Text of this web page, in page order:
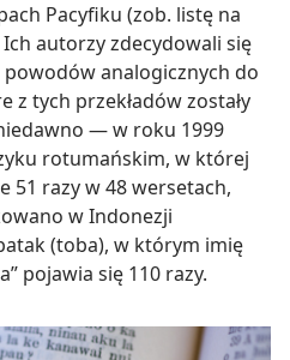
Pacyfiku (zob. listę na
Ich autorzy zdecydowali się
powodów analogicznych do
z tych przekładów zostały
— w roku 1999
rotumańskim, w której
51 razy w 48 wersetach,
w Indonezji
(toba), w którym imię
pojawia się 110 razy.